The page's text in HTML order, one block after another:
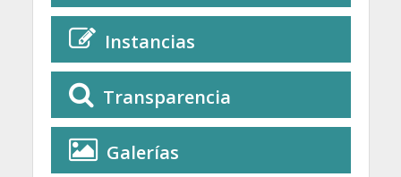
Instancias
Transparencia
Galerías